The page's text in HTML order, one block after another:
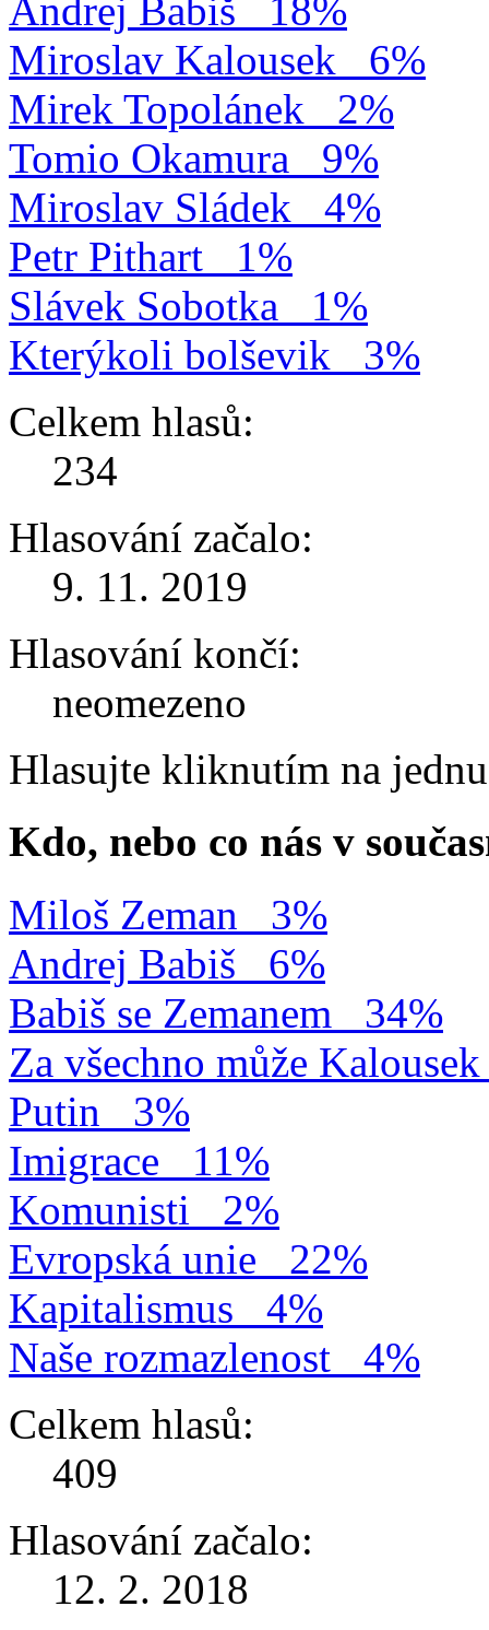
Andrej Babiš
18%
Miroslav Kalousek
6%
Mirek Topolánek
2%
Tomio Okamura
9%
Miroslav Sládek
4%
Petr Pithart
1%
Slávek Sobotka
1%
Kterýkoli bolševik
3%
Celkem hlasů:
234
Hlasování začalo:
9. 11. 2019
Hlasování končí:
neomezeno
Hlasujte kliknutím na
Kdo, nebo co nás v
Miloš Zeman
3%
Andrej Babiš
6%
Babiš se Zemanem
34%
Za všechno může Kalousek
Putin
3%
Imigrace
11%
Komunisti
2%
Evropská unie
22%
Kapitalismus
4%
Naše rozmazlenost
4%
Celkem hlasů:
409
Hlasování začalo:
12. 2. 2018